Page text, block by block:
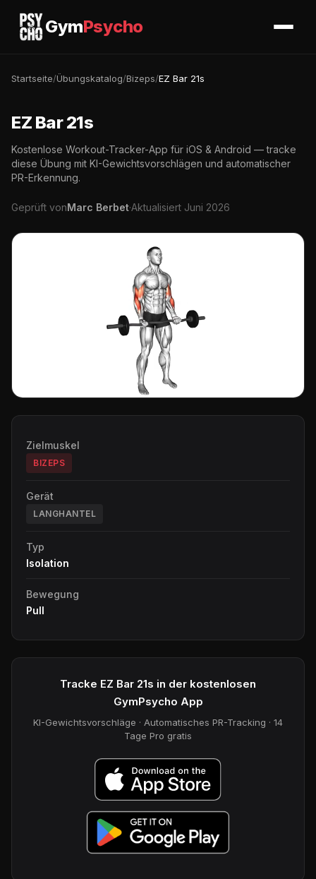
GymPsycho
Startseite/Übungskatalog/Bizeps/EZ Bar 21s
EZ Bar 21s
Kostenlose Workout-Tracker-App für iOS & Android — tracke
diese Übung mit KI-Gewichtsvorschlägen und automatischer
PR-Erkennung.
Geprüft vonMarc Berbet·Aktualisiert Juni 2026
Zielmuskel
BIZEPS
Gerät
LANGHANTEL
Typ
Isolation
Bewegung
Pull
Tracke EZ Bar 21s in der kostenlosen
GymPsycho App
KI-Gewichtsvorschläge · Automatisches PR-Tracking · 14
Tage Pro gratis